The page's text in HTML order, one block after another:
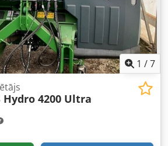
1 /7
Hydro 4200 Ultra